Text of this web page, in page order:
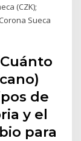
(CZK);
Sueca
de
y el
para